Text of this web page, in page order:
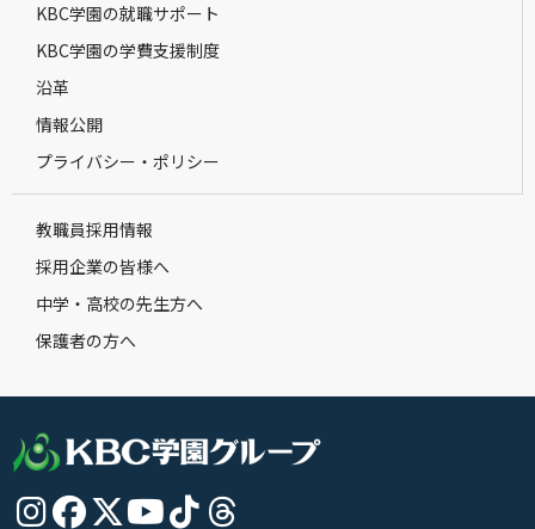
KBC学園の就職サポート
KBC学園の学費支援制度
沿革
情報公開
プライバシー・ポリシー
教職員採用情報
採用企業の皆様へ
中学・高校の先生方へ
保護者の方へ